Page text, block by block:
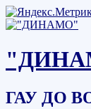
Наверх
ГАУ ДО